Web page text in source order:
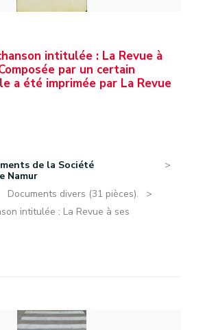
intitulée : La Revue à
par un certain
a été imprimée par La Revue
de la Société
Namur
Documents divers (31 pièces).
intitulée : La Revue à ses